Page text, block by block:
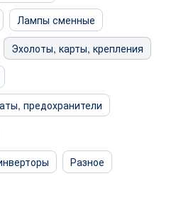
Лампы сменные
Эхолоты, карты, крепления
предохранители
Разное